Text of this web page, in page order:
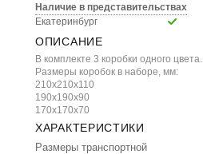
Наличие в представительствах
Екатеринбург
ОПИСАНИЕ
В комплекте 3 коробки одного цвета.
Размеры коробок в наборе, мм:
210х210х110
190х190х90
170х170х70
ХАРАКТЕРИСТИКИ
Размеры транспортной